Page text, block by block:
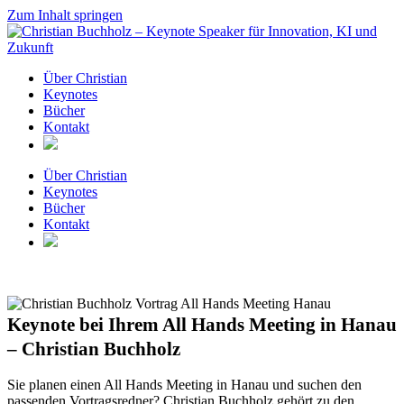
Zum Inhalt springen
Über Christian
Keynotes
Bücher
Kontakt
Über Christian
Keynotes
Bücher
Kontakt
Keynote bei Ihrem All Hands Meeting in Hanau
– Christian Buchholz
Sie planen einen All Hands Meeting in Hanau und suchen den
passenden Vortragsredner? Christian Buchholz gehört zu den